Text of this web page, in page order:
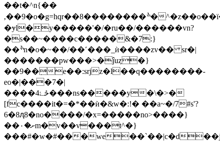
��t�^n{��
,��9�o�g=hqr��8��������ׯ�^�z��o��ï�_iv�'a�
�ɏl�y�����'�/�ru��/������vn?
�s��~����c�����&�7:}
��ׯn�ο�~��/��˹���_ѝ����zv�� sr�|
�������pw���>�ĵuȥ�}
��9��߲e��:srjz�l��q��������-
еο�|���7�|
����4ځۓ���ns�����y�\�>�
[fc����it�=�*��ѝ�&w�:!� ��a~�/7#s'?
6�8ԯ8�no����/�x=�����no>����}
��ށ�٠m�v��v���t^�}
���#�w�#���we��`��|c�d